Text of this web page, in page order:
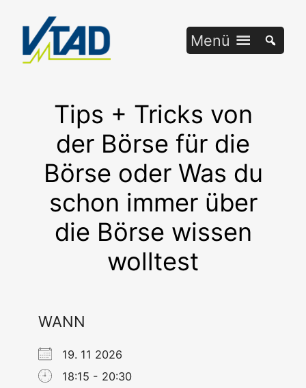
springen
Menü
Tips + Tricks von
der Börse für die
Börse oder Was du
schon immer über
die Börse wissen
wolltest
WANN
19. 11 2026
18:15 - 20:30